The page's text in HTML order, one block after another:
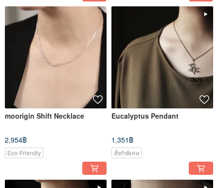
moorigin Shift Necklace
2,954฿
Eco-Friendly
Eucalyptus Pendant
1,351฿
สั่งทำพิเศษ